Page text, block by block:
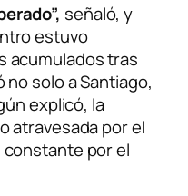
señaló, y
estuvo
acumulados tras
solo a Santiago,
explicó, la
atravesada por el
por el